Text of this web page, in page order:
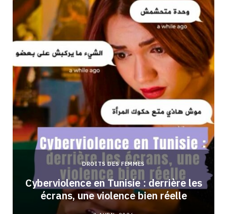
DROITS DES FEMMES
Cyberviolence en Tunisie : derrière les
écrans, une violence bien réelle